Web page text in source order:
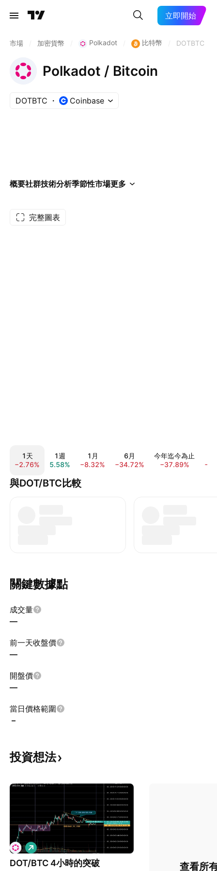
立即開始
市場 加密貨幣 Polkadot 比特幣 DOTBTC
Polkadot / Bitcoin
DOTBTC Coinbase
概要社群技術分析季節性市場更多
完整圖表
1天
−2.76%
1週
5.58%
1月
−8.32%
6月
−34.72%
今年迄今為止
−37.89%
與DOT/BTC比較
關鍵數據點
成交量
—
前一天收盤價
—
開盤價
—
當日價格範圍
–
投資想法
DOT/BTC 4小時的突破
看
多
查看所